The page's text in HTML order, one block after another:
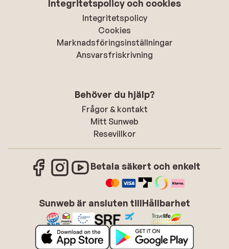
Integritetspolicy och cookies
Integritetspolicy
Cookies
Marknadsföringsinställningar
Ansvarsfriskrivning
Behöver du hjälp?
Frågor & kontakt
Mitt Sunweb
Resevillkor
Betala säkert och enkelt
Sunweb är ansluten tillHållbarhet